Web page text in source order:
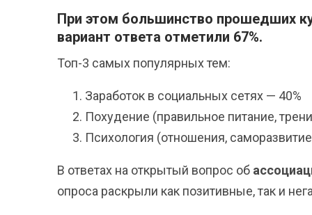
При этом большинство прошедших
вариант ответа отметили 67%.
Топ-3 самых популярных тем:
Заработок в социальных сетях — 40%
Похудение (правильное питание,
Психология (отношения,
В ответах на открытый вопрос об
опроса раскрыли как позитивные, так и